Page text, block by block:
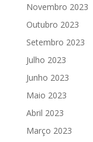
Novembro 2023
Outubro 2023
Setembro 2023
Julho 2023
Junho 2023
Maio 2023
Abril 2023
Março 2023